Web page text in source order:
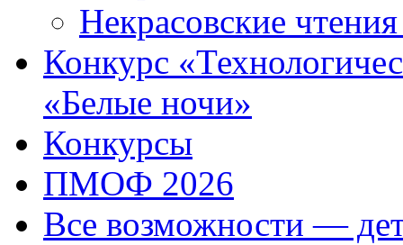
Некрасовские
Конкурс
«Белые ночи»
Конкурсы
ПМОФ 2026
Все возможности —